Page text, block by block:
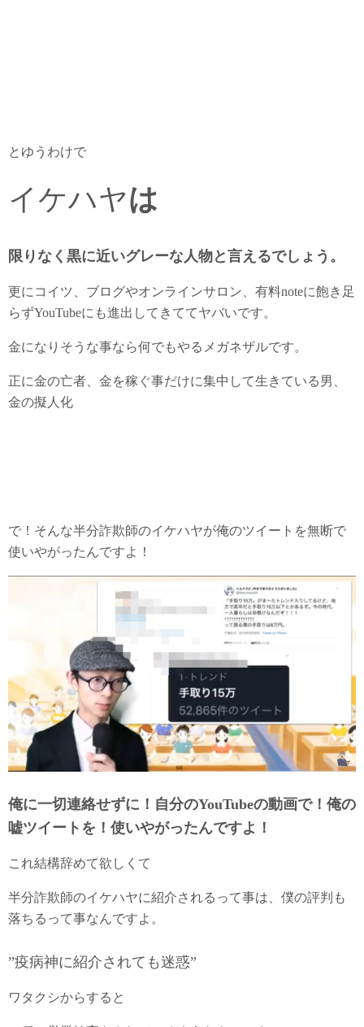
とゆうわけで
イケハヤは
限りなく黒に近いグレーな人物と言えるでしょう。
更にコイツ、ブログやオンラインサロン、有料noteに飽き足
らずYouTubeにも進出してきててヤバいです。
金になりそうな事なら何でもやるメガネザルです。
正に金の亡者、金を稼ぐ事だけに集中して生きている男、
金の擬人化
で！そんな半分詐欺師のイケハヤが俺のツイートを無断で
使いやがったんですよ！
俺に一切連絡せずに！自分のYouTubeの動画で！俺の
嘘ツイートを！使いやがったんですよ！
これ結構辞めて欲しくて
半分詐欺師のイケハヤに紹介されるって事は、僕の評判も
落ちるって事なんですよ。
”疫病神に紹介されても迷惑”
ワタクシからすると